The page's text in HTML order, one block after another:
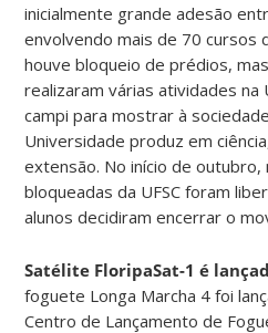
inicialmente grande adesão
envolvendo mais de 70 cursos
houve bloqueio de prédios,
realizaram várias atividades na
campi para mostrar à
Universidade produz em
extensão. No início de
bloqueadas da UFSC foram
alunos decidiram encerrar o
Satélite FloripaSat-1 é
foguete Longa Marcha 4 foi
Centro de Lançamento de